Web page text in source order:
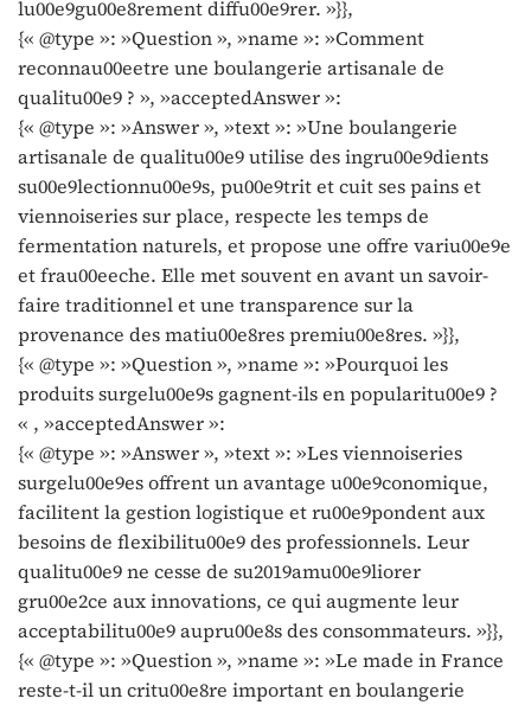
lu00e9gu00e8rement diffu00e9rer. »}},
{« @type »: »Question », »name »: »Comment
reconnau00eetre une boulangerie artisanale de
qualitu00e9 ? », »acceptedAnswer »:
{« @type »: »Answer », »text »: »Une boulangerie
artisanale de qualitu00e9 utilise des ingru00e9dients
su00e9lectionnu00e9s, pu00e9trit et cuit ses pains et
viennoiseries sur place, respecte les temps de
fermentation naturels, et propose une offre variu00e9e
et frau00eeche. Elle met souvent en avant un savoir-
faire traditionnel et une transparence sur la
provenance des matiu00e8res premiu00e8res. »}},
{« @type »: »Question », »name »: »Pourquoi les
produits surgelu00e9s gagnent-ils en popularitu00e9 ?
« , »acceptedAnswer »:
{« @type »: »Answer », »text »: »Les viennoiseries
surgelu00e9es offrent un avantage u00e9conomique,
facilitent la gestion logistique et ru00e9pondent aux
besoins de flexibilitu00e9 des professionnels. Leur
qualitu00e9 ne cesse de su2019amu00e9liorer
gru00e2ce aux innovations, ce qui augmente leur
acceptabilitu00e9 aupru00e8s des consommateurs. »}},
{« @type »: »Question », »name »: »Le made in France
reste-t-il un critu00e8re important en boulangerie